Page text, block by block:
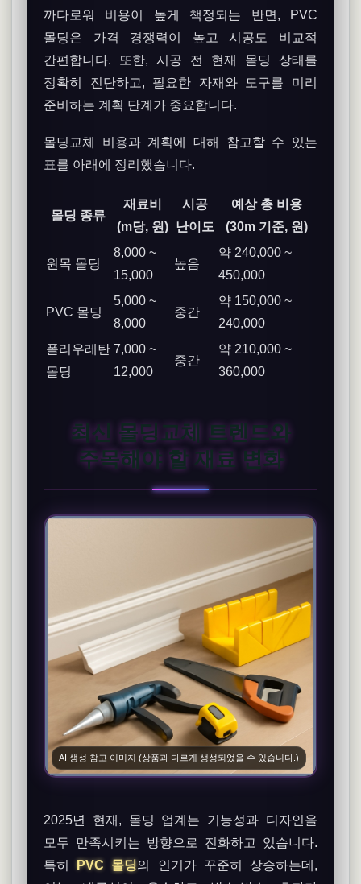
까다로워 비용이 높게 책정되는 반면, PVC
몰딩은 가격 경쟁력이 높고 시공도 비교적
간편합니다. 또한, 시공 전 현재 몰딩 상태를
정확히 진단하고, 필요한 자재와 도구를 미리
준비하는 계획 단계가 중요합니다.
몰딩교체 비용과 계획에 대해 참고할 수 있는
표를 아래에 정리했습니다.
몰딩 종류
재료비
(m당, 원)
시공
난이도
예상 총 비용
(30m 기준, 원)
원목 몰딩
8,000 ~
15,000
높음
약 240,000 ~
450,000
PVC 몰딩
5,000 ~
8,000
중간
약 150,000 ~
240,000
폴리우레탄
몰딩
7,000 ~
12,000
중간
약 210,000 ~
360,000
최신 몰딩교체 트렌드와
주목해야 할 재료 변화
AI 생성 참고 이미지 (상품과 다르게 생성되었을 수 있습니다.)
2025년 현재, 몰딩 업계는 기능성과 디자인을
모두 만족시키는 방향으로 진화하고 있습니다.
특히
PVC 몰딩의 인기가 꾸준히 상승하는데,